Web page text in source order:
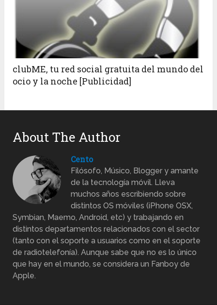
clubME, tu red social gratuita del mundo del
ocio y la noche [Publicidad]
About The Author
Cento
Filósofo, Músico, Blogger y amante
de la tecnología móvil. Lleva
muchos años escribiendo sobre
distintos OS móviles (iPhone OSX,
Symbian, Maemo, Android, etc) y trabajando en
distintos departamentos relacionados con el sector
(tanto con el soporte a usuarios como en el soporte
de radiotelefonía). Aunque sabe que no es lo único
que hay en el mundo, se considera un Fanboy de
Apple.